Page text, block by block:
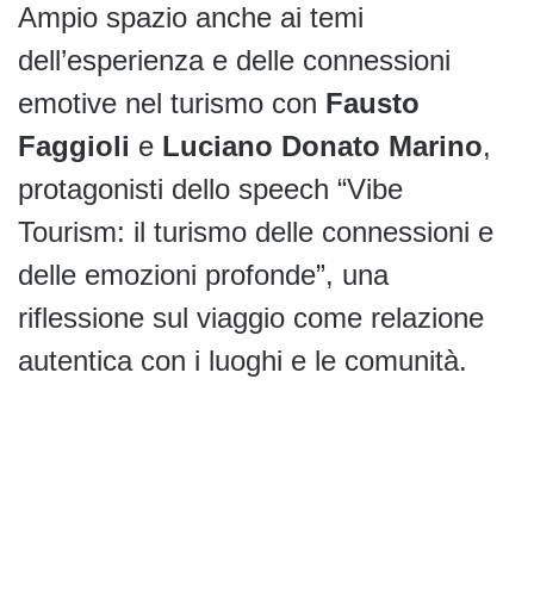
Ampio spazio anche ai temi
dell’esperienza e delle connessioni
emotive nel turismo con Fausto
Faggioli e Luciano Donato Marino,
protagonisti dello speech “Vibe
Tourism: il turismo delle connessioni e
delle emozioni profonde”, una
riflessione sul viaggio come relazione
autentica con i luoghi e le comunità.